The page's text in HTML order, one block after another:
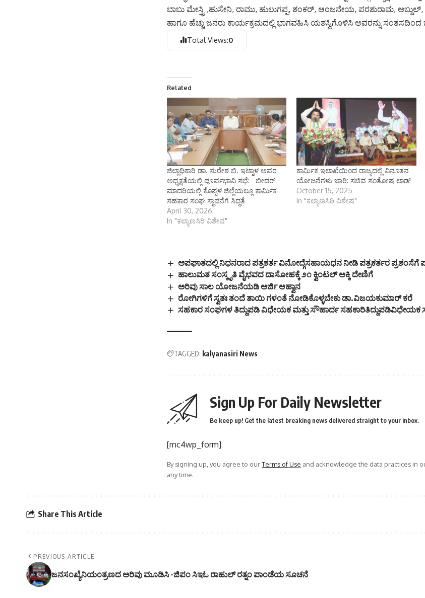
ಬಾಬು ಮೇಸ್ತ್ರಿ ,ಹುಸೇನಿ, ರಾಮು, ಹುಲುಗಪ್ಪ, ಶಂಕರ್, ಆಂಜನೇಯ, ಪರಶುರಾಮ,
ಹಾಗೂ ಹೆಚ್ಚು ಜನರು ಕಾರ್ಯಕ್ರಮದಲ್ಲಿ ಭಾಗವಹಿಸಿ ಯಶಸ್ವಿಗೊಳಿಸಿ ಅವರನ್ನು ಸಂತಸದಿಂದ
Total Views:0
Related
ಜಿಲ್ಲಾಧಿಕಾರಿ ಡಾ. ಸುರೇಶ ಬಿ. ಇಟ್ನಾಳ ಅವರ
ಅಧ್ಯಕ್ಷತೆಯಲ್ಲಿ ಪೂರ್ವಭಾವಿ ಸಭೆ: ಬೀದರ್
ಮಾದರಿಯಲ್ಲಿ ಕೊಪ್ಪಳ ಜಿಲ್ಲೆಯಲ್ಲೂ ಕಾರ್ಮಿಕ
ಸಹಕಾರ ಸಂಘ ಸ್ಥಾಪನೆಗೆ ಸಿದ್ಧತೆ
April 30, 2026
In "ಕಲ್ಯಾಣಸಿರಿ ವಿಶೇಷ"
ಕಾರ್ಮಿಕ ಇಲಾಖೆಯಿಂದ ರಾಜ್ಯದಲ್ಲಿ ವಿನೂತನ
ಯೋಜನೆಗಳು ಜಾರಿ: ಸಚಿವ ಸಂತೋಷ ಲಾಡ್
October 15, 2025
In "ಕಲ್ಯಾಣಸಿರಿ ವಿಶೇಷ"
ಅಪಘಾತದಲ್ಲಿ ನಿಧನರಾದ ಪತ್ರಕರ್ತ ವಿನೋದ್ಗೆಸಹಾಯಧನ ನೀಡಿ ಪತ್ರಕರ್ತರ ಪ್ರಶಂಸೆಗೆ
ಹಾಲುಮತ ಸಂಸ್ಕೃತಿ ವೈಭವದ ದಾಸೋಹಕ್ಕೆ ೨೧ ಕ್ವಿಂಟಲ್ ಅಕ್ಕಿ ದೇಣಿಗೆ
ಅರಿವು ಸಾಲ ಯೋಜನೆಯಡಿ ಅರ್ಜಿ ಆಹ್ವಾನ
ರೋಗಿಗಳಿಗೆ ಸ್ವತಃ ತಂದೆ ತಾಯಿ ಗಳಂತೆ ನೋಡಿಕೊಳ್ಳಬೇಕು ಡಾ.ವಿಜಯಕುಮಾರ್ ಕರೆ
ಸಹಕಾರ ಸಂಘಗಳ ತಿದ್ದುಪಡಿ ವಿಧೇಯಕ ಮತ್ತು ಸೌಹಾರ್ದ ಸಹಕಾರಿತಿದ್ದುಪಡಿವಿಧೇಯಕ
TAGGED: kalyanasiri News
Sign Up For Daily Newsletter
Be keep up! Get the latest breaking news delivered straight to your inbox.
[mc4wp_form]
By signing up, you agree to ourTerms of Use and acknowledge the data practices in
any time.
Share This Article
PREVIOUS ARTICLE
ಜನಸಂಖ್ಯೆನಿಯಂತ್ರಣದ ಅರಿವು ಮೂಡಿಸಿ -ಜಿಪಂ ಸಿಇಓ ರಾಹುಲ್ ರತ್ನಂ ಪಾಂಡೆಯ ಸೂಚನೆ